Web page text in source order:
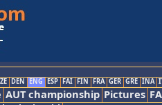
DEN ENG ESP FAI FIN FRA GER GRE INA
AUT championship Pictures